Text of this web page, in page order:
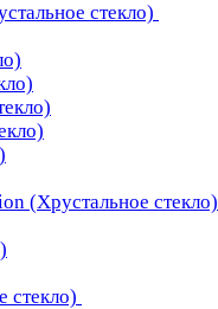
стекло)
(Хрустальное стекло)
стекло)